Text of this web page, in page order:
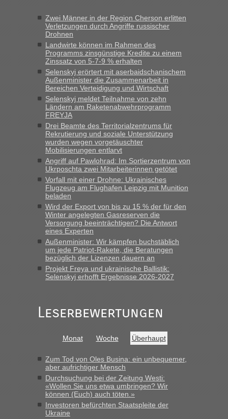
Milliarden aufgedeckt
„Kein Zoll. Du musst an sich nur sagen dass das privat ist
und du nicht damit handeln willst. So lange das nicht
Originalverpackt ist und ersichlich das nicht neu sollte es
keine Probleme geben“
Recht, Visa und Dokumente • Deklaration
gebrauchter Kleidung beim Zoll
„Hallo Leute, ich weiß nicht, ob ich hier richtig bin mit meiner
Anfrage. Ich möchte 4 Umzugskartons mit gebrauchter
Straßen Kleidung bei der Einreise in die Ukraine
mitnehmen. Es ist gebrauchte Kleidung...“
Berichte und Reisetipps • Re: An welchem
Grenzübergang zwischen Polen und der Ukraine geht es am
schnellsten?
„Wir sind mit unserem Wohnmobil, wie geplant am Montag
15.6. in Krakovets rüber. Sehr zeitig los gegen 5 Uhr in der
Früh. Mit sehr sehr wenig Verkehr, super bis zur Grenze. Nur
8 PKW vor der Schranke....“
inBerichte und Reisetipps • Re: An welchem
Grenzübergang zwischen Polen und der Ukraine geht es am
schnellsten?
„Gestern 6 Stunden warten vor der Grenze Richtung Polen
Bernd D-UAinBerichte und Reisetipps • Re: An welchem
„Bin am Montag 15.6.26 um 8 Uhr in Urgyniw ausgereist,
das erste Mal an einem Montagmorgen ca. 15 Fahrzeuge
vor mir, bin sonst der Erste oder Zweite, egal, nach ca 20
Minuten wurde dann die nächste Welle...“
Berichte und Reisetipps • Re: An welchem
Grenzübergang zwischen Polen und der Ukraine geht es am
schnellsten?
Zwei Männer in der Region Cherson erlitten
Verletzungen durch Angriffe russischer
Drohnen
Landwirte können im Rahmen des
Programms zinsgünstige Kredite zu einem
Zinssatz von 5-7-9 % erhalten
Selenskyj erörtert mit aserbaidschanischem
Außenminister die Zusammenarbeit in
Bereichen Verteidigung und Wirtschaft
Selenskyj meldet Teilnahme von zehn
Ländern am Raketenabwehrprogramm
FREYJA
Drei Beamte des Territorialzentrums für
Rekrutierung und soziale Unterstützung
wurden wegen vorgetäuschter
Mobilisierungen entlarvt
Angriff auf Pawlohrad: Im Sortierzentrum von
Ukrposchta zwei Mitarbeiterinnen getötet
Vorfall mit einer Drohne: Ukrainisches
Flugzeug am Flughafen Leipzig mit Munition
beladen
Wird der Export von bis zu 15 % der für den
Winter angelegten Gasreserven die
Versorgung beeinträchtigen? Die Antwort
eines Experten
Außenminister: Wir kämpfen buchstäblich
um jede Patriot-Rakete, die Beratungen
bezüglich der Lizenzen dauern an
Projekt Freya und ukrainische Ballistik:
Selenskyj erhofft Ergebnisse 2026-2027
Leserbewertungen
Monat Woche Überhaupt
Zum Tod von Oles Busina: ein unbequemer,
aber aufrichtiger Mensch
Durchsuchung bei der Zeitung Westi:
«Wollen Sie uns etwa umbringen? Wir
können (Euch) auch töten.»
Investoren befürchten Staatspleite der
Ukraine